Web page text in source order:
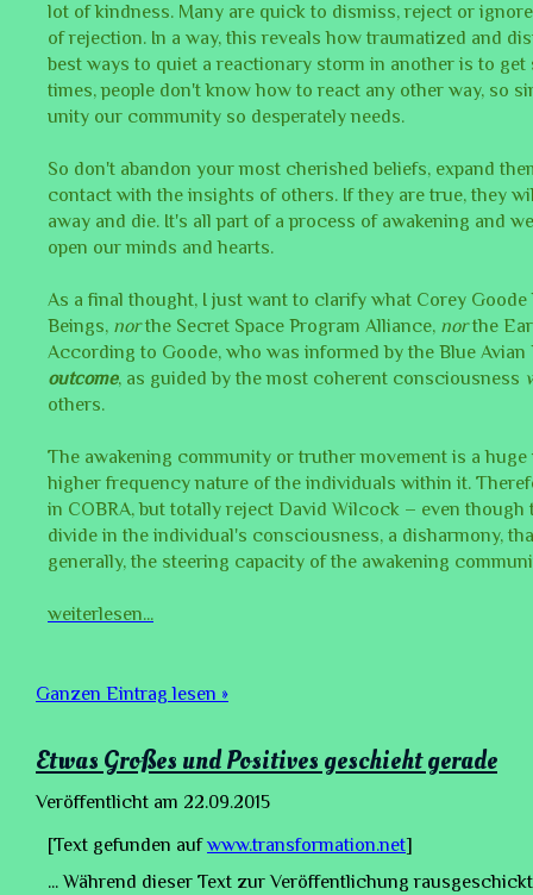
lot of kindness. Many are quick to dismiss, reject or
of rejection. In a way, this reveals how traumatized and
best ways to quiet a reactionary storm in another is to
times, people don't know how to react any other way, so
unity our community so desperately needs.
So don't abandon your most cherished beliefs, expand
contact with the insights of others. If they are true, they
away and die. It's all part of a process of awakening and
open our minds and hearts.
As a final thought, I just want to clarify what Corey
Beings, northe Secret Space Program Alliance, northe
According to Goode, who was informed by the Blue Avian
outcome, as guided by the most coherent consciousness
others.
The awakening community or truther movement is a
higher frequency nature of the individuals within it.
in COBRA, but totally reject David Wilcock – even
divide in the individual's consciousness, a disharmony,
generally, the steering capacity of the awakening
weiterlesen...
Ganzen Eintrag lesen »
Etwas Großes und Positives geschieht gerade
Veröffentlicht am 22.09.2015
[Text gefunden aufwww.transformation.net]
... Während dieser Text zur Veröffentlichung